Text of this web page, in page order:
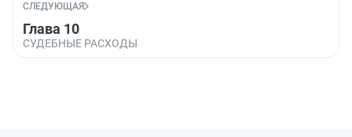
СЛЕДУЮЩАЯ
Глава 10
СУДЕБНЫЕ РАСХОДЫ